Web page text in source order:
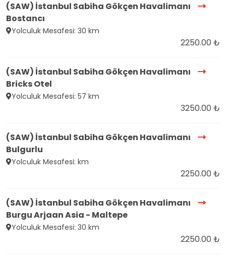
(SAW) İstanbul Sabiha Gökçen Havalimanı
Bostancı
Yolculuk Mesafesi: 30 km
2250.00 ₺
(SAW) İstanbul Sabiha Gökçen Havalimanı
Bricks Otel
Yolculuk Mesafesi: 57 km
3250.00 ₺
(SAW) İstanbul Sabiha Gökçen Havalimanı
Bulgurlu
Yolculuk Mesafesi: km
2250.00 ₺
(SAW) İstanbul Sabiha Gökçen Havalimanı
Burgu Arjaan Asia - Maltepe
Yolculuk Mesafesi: 30 km
2250.00 ₺